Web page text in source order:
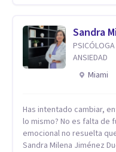
Sandra
ANSIEDAD
Miami
Has intentado cambiar,
lo mismo? No es falta de
emocional no resuelta que
Sandra Milena Jiménez